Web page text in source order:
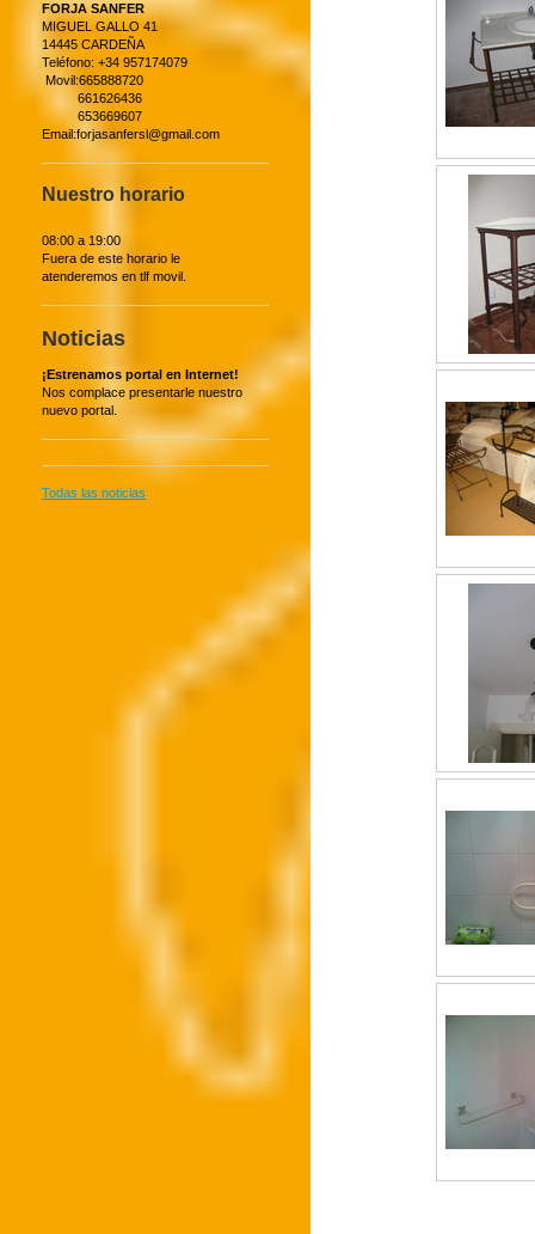
FORJA SANFER
MIGUEL GALLO 41
14445 CARDEÑA
Teléfono: +34 957174079
Movil:665888720
661626436
653669607
Email:forjasanfersl@gmail.com
Nuestro horario
08:00 a 19:00
Fuera de este horario le
atenderemos en tlf movil.
Noticias
¡Estrenamos portal en Internet!
Nos complace presentarle nuestro
nuevo portal.
Todas las noticias